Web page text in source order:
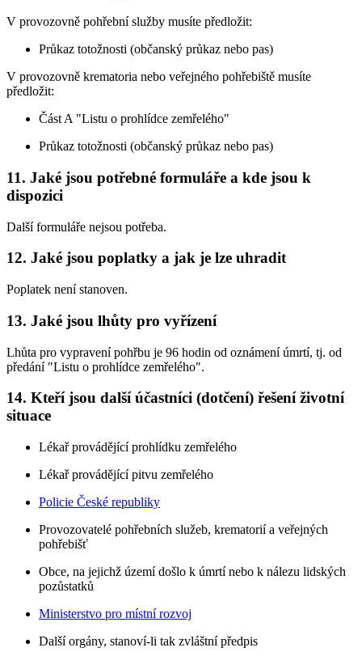
V provozovně pohřební služby musíte předložit:
Průkaz totožnosti (občanský průkaz nebo pas)
V provozovně krematoria nebo veřejného pohřebiště musíte
předložit:
Část A "Listu o prohlídce zemřelého"
Průkaz totožnosti (občanský průkaz nebo pas)
11. Jaké jsou potřebné formuláře a kde jsou k
dispozici
Další formuláře nejsou potřeba.
12. Jaké jsou poplatky a jak je lze uhradit
Poplatek není stanoven.
13. Jaké jsou lhůty pro vyřízení
Lhůta pro vypravení pohřbu je 96 hodin od oznámení úmrtí, tj. od
předání "Listu o prohlídce zemřelého".
14. Kteří jsou další účastníci (dotčení) řešení životní
situace
Lékař provádějící prohlídku zemřelého
Lékař provádějící pitvu zemřelého
Policie České republiky
Provozovatelé pohřebních služeb, krematorií a veřejných
pohřebišť
Obce, na jejichž území došlo k úmrtí nebo k nálezu lidských
pozůstatků
Ministerstvo pro místní rozvoj
Další orgány, stanoví-li tak zvláštní předpis